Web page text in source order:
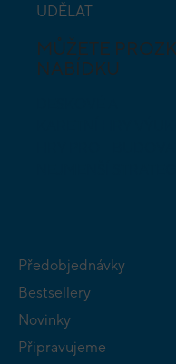
UDĚLAT
MŮŽETE
NABÍDKU
Předobjednávky
Bestsellery
Novinky
Připravujeme